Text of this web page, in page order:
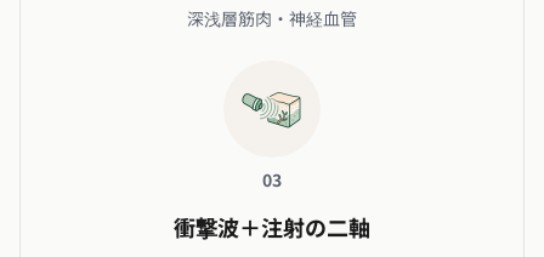
深浅層筋肉・神経血管
03
衝撃波＋注射の二軸